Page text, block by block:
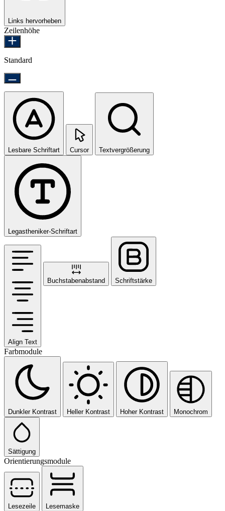
Links hervorheben
Zeilenhöhe
Standard
Lesbare Schriftart Cursor Textvergrößerung
Legastheniker-Schriftart
Align Text
Buchstabenabstand Schriftstärke
Farbmodule
Dunkler Kontrast Heller Kontrast Hoher Kontrast Monochrom
Sättigung
Orientierungsmodule
Lesezeile
Lesemaske